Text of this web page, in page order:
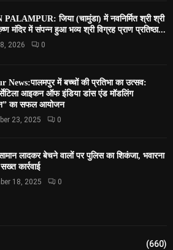
जिया (चामुंडा) में नवनिर्मित श्री श्री
मंदिर में संपन्न हुआ भव्य श्री विग्रह प्राण प्रतिष्ठा...
2026 0
News:पालमपुर में बच्चों की प्रतिभा का उत्सव:
आइकन ऑफ इंडिया डांस एंड मॉडलिंग
का सफल आयोजन
23, 2025 0
लादकर बेचने वालों पर पुलिस का शिकंजा, भवारना
कार्रवाई
18, 2025 0
(660)